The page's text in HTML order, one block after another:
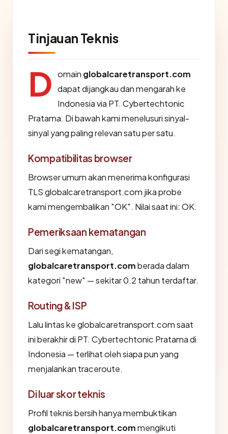
Tinjauan Teknis
D omain globalcaretransport.com
dapat dijangkau dan mengarah ke
Indonesia via PT. Cybertechtonic
Pratama. Di bawah kami menelusuri sinyal-
sinyal yang paling relevan satu per satu.
Kompatibilitas browser
Browser umum akan menerima konfigurasi
TLS globalcaretransport.com jika probe
kami mengembalikan "OK". Nilai saat ini: OK.
Pemeriksaan kematangan
Dari segi kematangan,
globalcaretransport.comberada dalam
kategori "new" — sekitar 0.2 tahun terdaftar.
Routing & ISP
Lalu lintas ke globalcaretransport.com saat
ini berakhir di PT. Cybertechtonic Pratama di
Indonesia — terlihat oleh siapa pun yang
menjalankan traceroute.
Di luar skor teknis
Profil teknis bersih hanya membuktikan
globalcaretransport.commengikuti